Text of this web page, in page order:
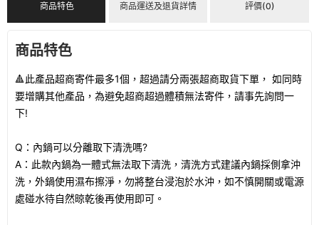
商品特色 商品運送及退貨詳情 評價(0)
商品特色
🔺此產品超商寄件最多1個，超過請分兩張超商取貨下單， 如同時
要增購其他產品，為避免超商超過體積無法寄件，請事先詢問一
下!
Q：內鍋可以分離取下清洗嗎?
A：此款內鍋為一體式無法取下清洗，清洗方式建議內鍋採側拿沖
洗，外鍋使用濕布擦淨，勿將整台浸泡於水沖，如不慎開關或電源
處碰水待自然晾乾後再使用即可。